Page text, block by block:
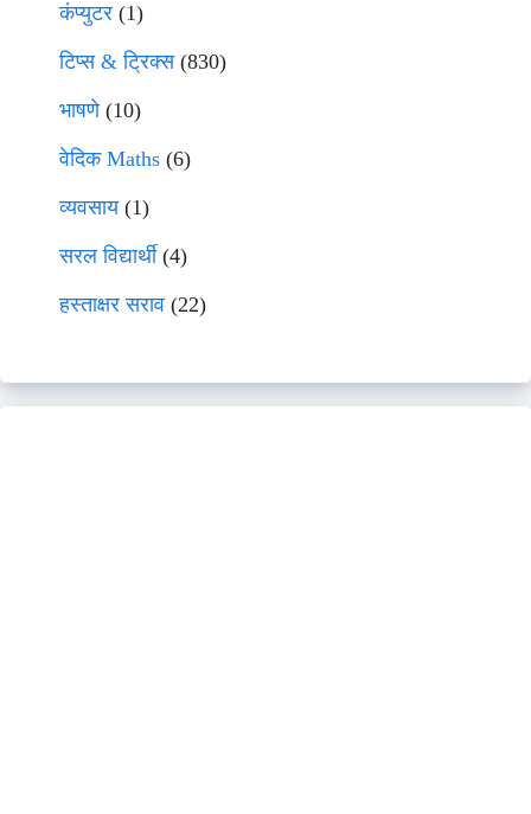
कंप्युटर (1)
टिप्स & ट्रिक्स(830)
भाषणे(10)
वेदिक Maths (6)
व्यवसाय(1)
सरल विद्यार्थी(4)
हस्ताक्षर सराव (22)